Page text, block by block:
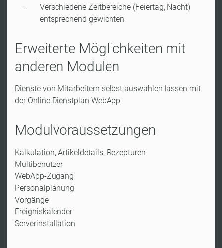
Verschiedene Zeitbereiche (Feiertag, Nacht)
entsprechend gewichten
Erweiterte Möglichkeiten mit
anderen Modulen
Dienste von Mitarbeitern selbst auswählen lassen mit
der Online Dienstplan WebApp
Modulvoraussetzungen
Kalkulation, Artikeldetails, Rezepturen
Multibenutzer
WebApp-Zugang
Personalplanung
Vorgänge
Ereigniskalender
Serverinstallation